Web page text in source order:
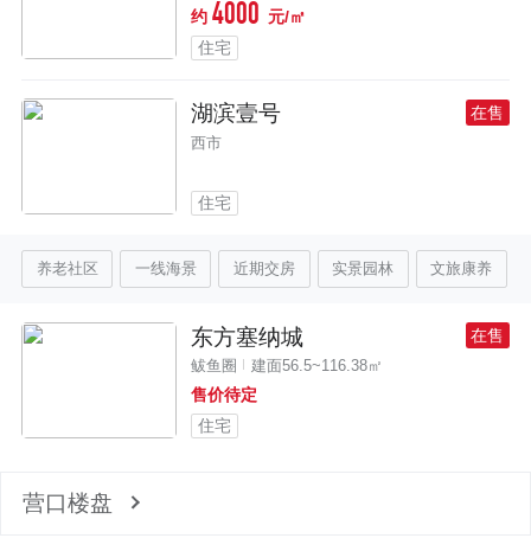
约4000 元/㎡
住宅
湖滨壹号 在售
西市
住宅
养老社区 一线海景 近期交房 实景园林 文旅康养
东方塞纳城 在售
鲅鱼圈 建面56.5~116.38㎡
售价待定
住宅
营口楼盘